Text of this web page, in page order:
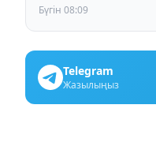
Бүгін 08:09
Telegram
Жазылыңыз